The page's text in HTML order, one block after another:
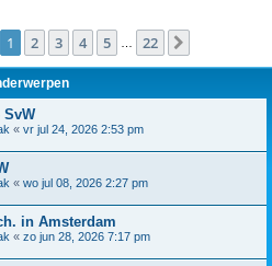
Pagina van 22
1 2 3 4 5 22
SvW
« vr jul 24, 2026 2:53 pm
« wo jul 08, 2026 2:27 pm
in Amsterdam
« zo jun 28, 2026 7:17 pm